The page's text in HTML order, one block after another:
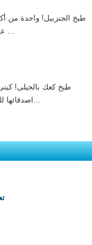
طبخ الجنزبيل! واحدة من
عطلة هي بالتأكيد الزنجبيل ...
طبخ كعك بالجيلى!
اصدقائها للعشان والاستمتاع برقائق...